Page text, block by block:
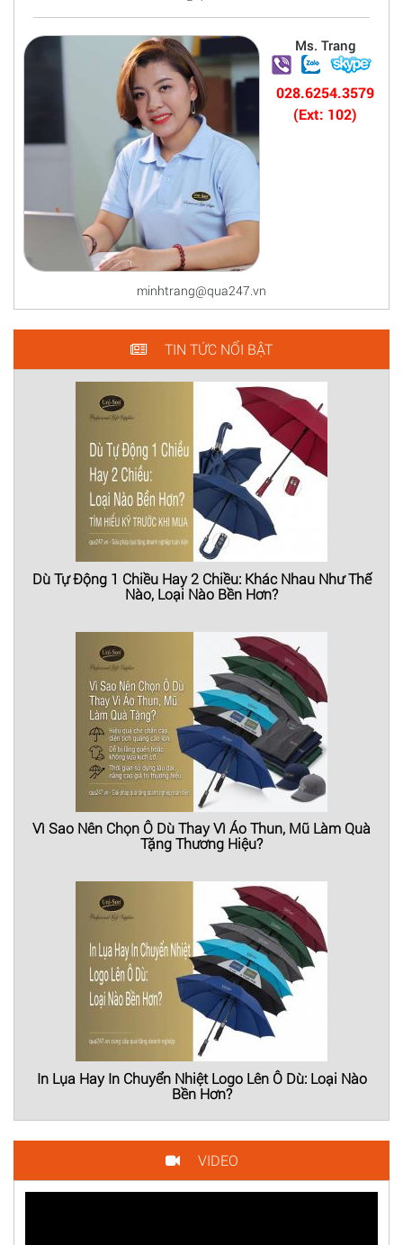
Ms. Trang
028.6254.3579
(Ext: 102)
minhtrang@qua247.vn
TIN TỨC NỔI BẬT
Dù Tự Động 1 Chiều Hay 2 Chiều: Khác Nhau Như Thế
Nào, Loại Nào Bền Hơn?
Vì Sao Nên Chọn Ô Dù Thay Vì Áo Thun, Mũ Làm Quà
Tặng Thương Hiệu?
In Lụa Hay In Chuyển Nhiệt Logo Lên Ô Dù: Loại Nào
Bền Hơn?
VIDEO